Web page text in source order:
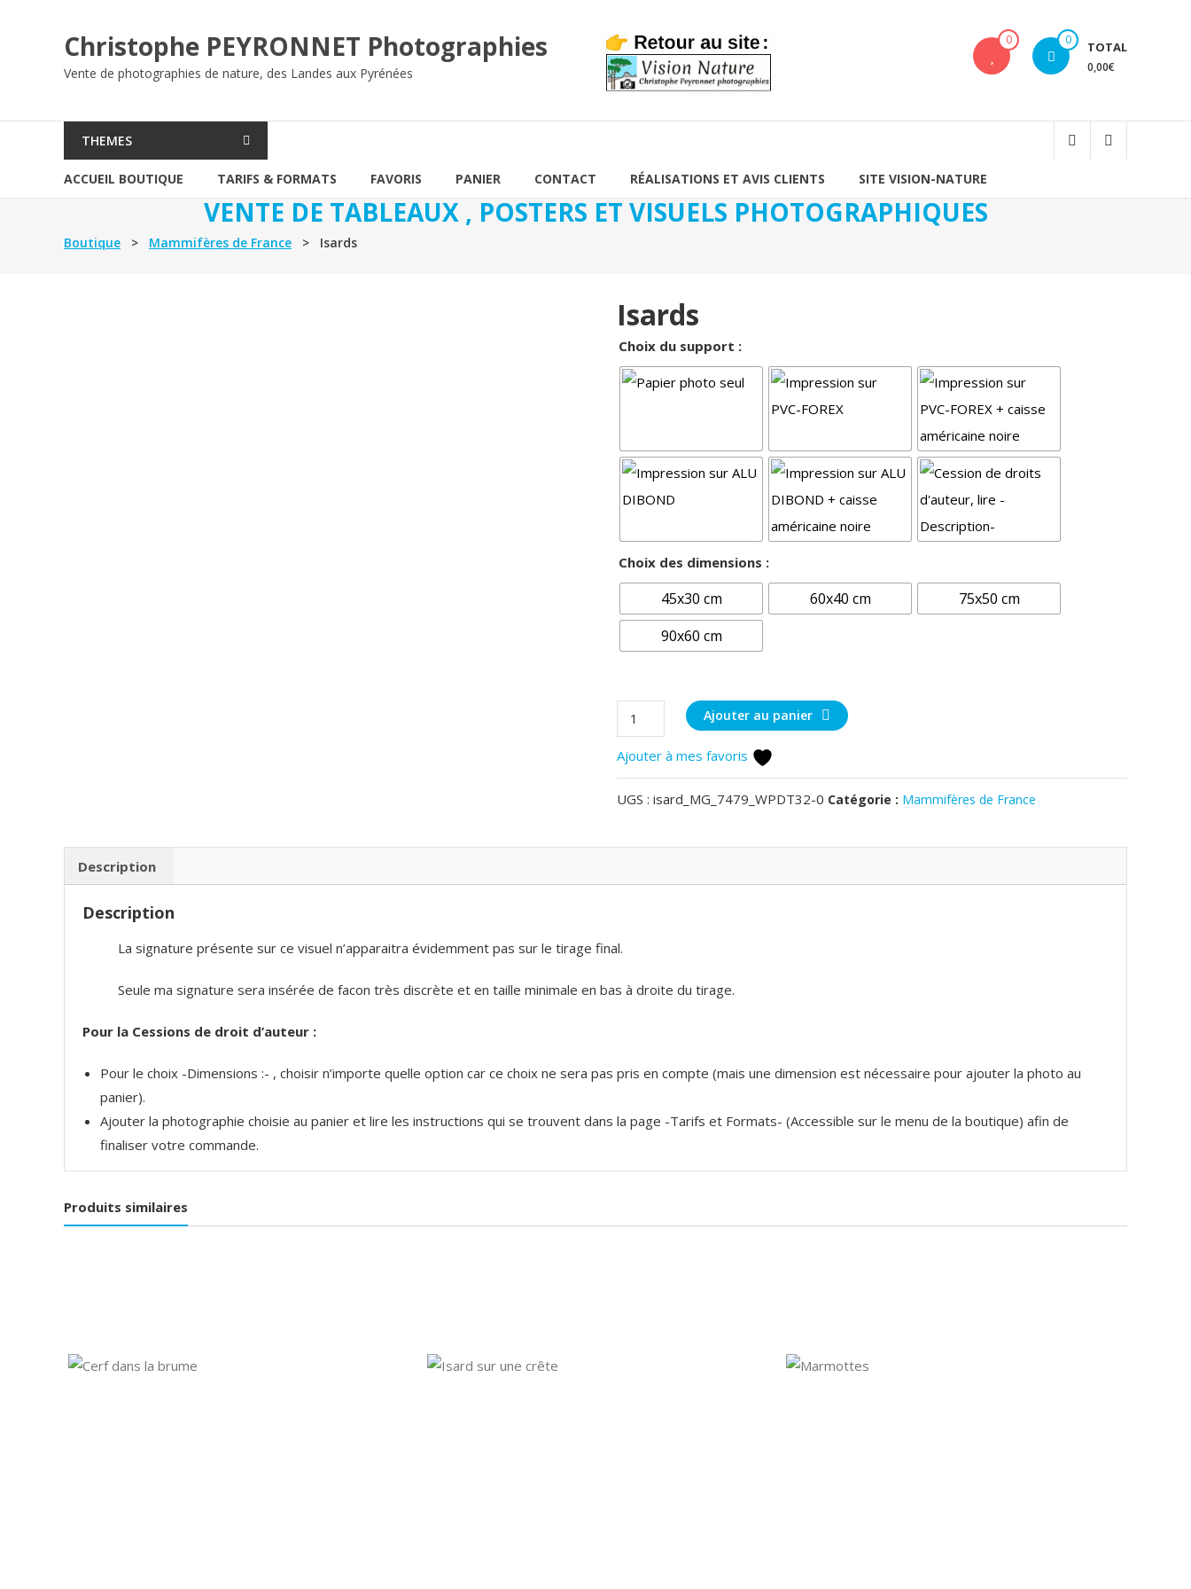
Christophe PEYRONNET Photographies
Vente de photographies de nature, des Landes aux Pyrénées
0 0 TOTAL
0,00€
THEMES
ACCUEIL BOUTIQUE TARIFS & FORMATS FAVORIS PANIER CONTACT RÉALISATIONS ET AVIS CLIENTS SITE VISION-NATURE
VENTE DE TABLEAUX , POSTERS ET VISUELS PHOTOGRAPHIQUES
Boutique > Mammifères de France > Isards
Isards
Choix du support :
Choix des dimensions :
45x30 cm 60x40 cm
75x50 cm
90x60 cm
quantité
de
Isards
Ajouter au panier
Ajouter à mes favoris
UGS : isard_MG_7479_WPDT32-0 Catégorie : Mammifères de France
Description
Description
La signature présente sur ce visuel n’apparaitra évidemment pas sur le tirage final.
Seule ma signature sera insérée de facon très discrète et en taille minimale en bas à droite du tirage.
Pour la Cessions de droit d’auteur :
Pour le choix -Dimensions :- , choisir n’importe quelle option car ce choix ne sera pas pris en compte (mais une dimension est nécessaire pour ajouter la photo au
panier).
Ajouter la photographie choisie au panier et lire les instructions qui se trouvent dans la page -Tarifs et Formats- (Accessible sur le menu de la boutique) afin de
finaliser votre commande.
Produits similaires